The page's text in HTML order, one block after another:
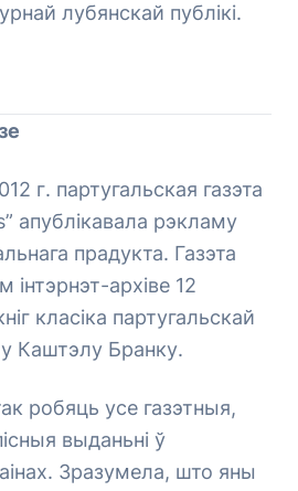
лубянскай публікі.
г. партугальская газэта
апублікавала рэкламу
прадукта. Газэта
інтэрнэт-архіве 12
класіка партугальскай
Каштэлу Бранку.
робяць усе газэтныя,
выданьні ў
Зразумела, што яны